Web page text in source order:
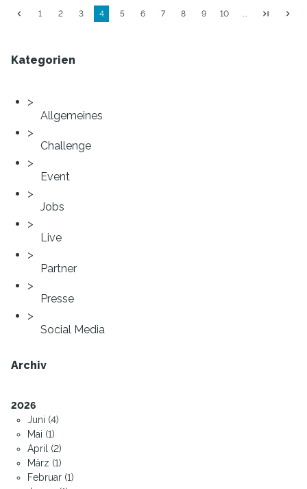
1 2 3 4 5 6 7 8 9 10 …
Kategorien
Allgemeines
Challenge
Event
Jobs
Live
Partner
Presse
Social Media
Archiv
2026
Juni (4)
Mai (1)
April (2)
März (1)
Februar (1)